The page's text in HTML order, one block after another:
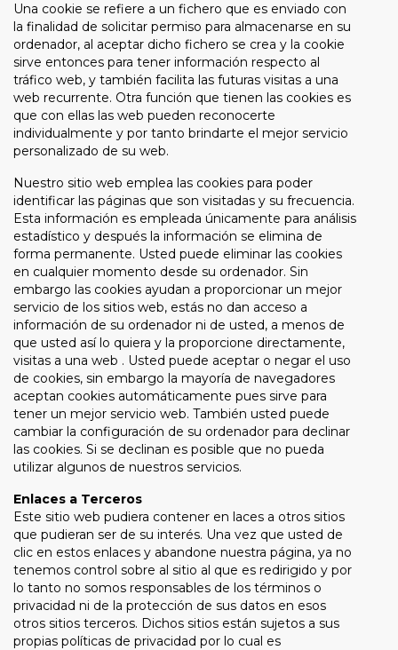
Una cookie se refiere a un fichero que es enviado con
la finalidad de solicitar permiso para almacenarse en su
ordenador, al aceptar dicho fichero se crea y la cookie
sirve entonces para tener información respecto al
tráfico web, y también facilita las futuras visitas a una
web recurrente. Otra función que tienen las cookies es
que con ellas las web pueden reconocerte
individualmente y por tanto brindarte el mejor servicio
personalizado de su web.
Nuestro sitio web emplea las cookies para poder
identificar las páginas que son visitadas y su frecuencia.
Esta información es empleada únicamente para análisis
estadístico y después la información se elimina de
forma permanente. Usted puede eliminar las cookies
en cualquier momento desde su ordenador. Sin
embargo las cookies ayudan a proporcionar un mejor
servicio de los sitios web, estás no dan acceso a
información de su ordenador ni de usted, a menos de
que usted así lo quiera y la proporcione directamente,
visitas a una web . Usted puede aceptar o negar el uso
de cookies, sin embargo la mayoría de navegadores
aceptan cookies automáticamente pues sirve para
tener un mejor servicio web. También usted puede
cambiar la configuración de su ordenador para declinar
las cookies. Si se declinan es posible que no pueda
utilizar algunos de nuestros servicios.
Enlaces a Terceros
Este sitio web pudiera contener en laces a otros sitios
que pudieran ser de su interés. Una vez que usted de
clic en estos enlaces y abandone nuestra página, ya no
tenemos control sobre al sitio al que es redirigido y por
lo tanto no somos responsables de los términos o
privacidad ni de la protección de sus datos en esos
otros sitios terceros. Dichos sitios están sujetos a sus
propias políticas de privacidad por lo cual es